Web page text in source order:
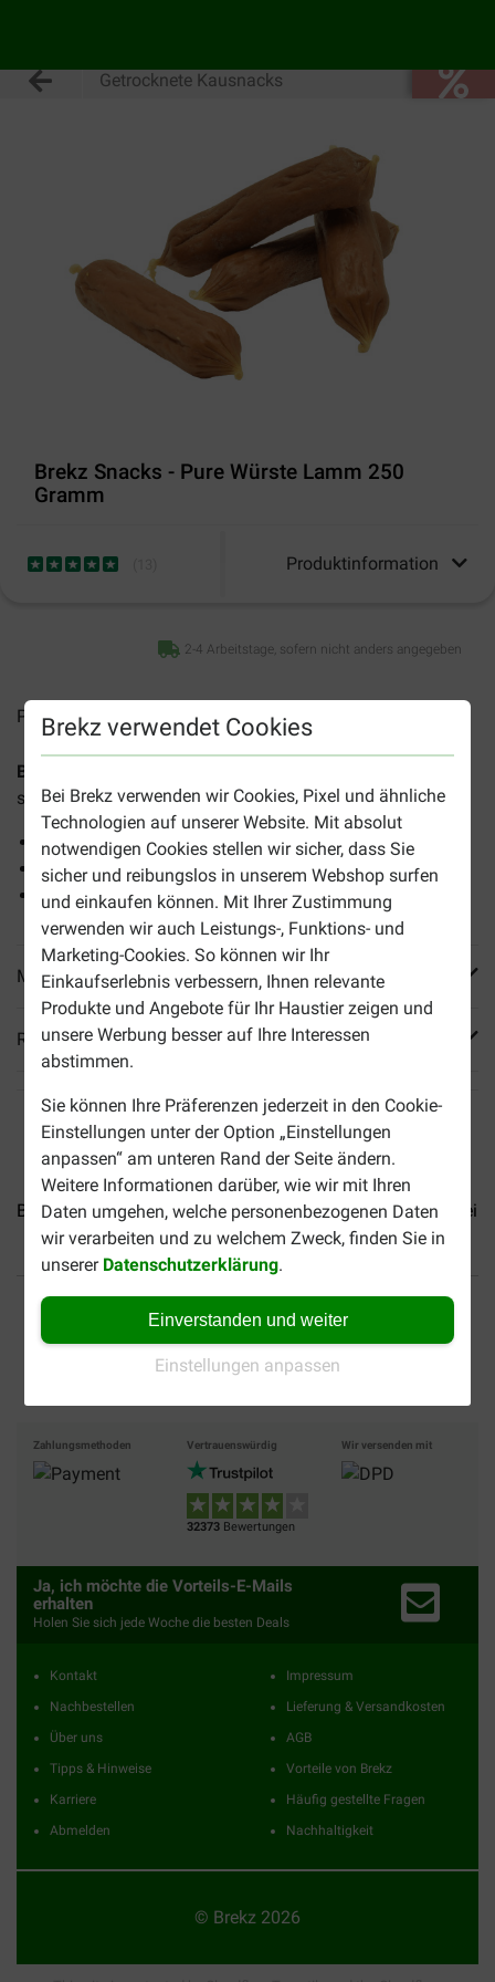
Brekz verwendet Cookies
Bei Brekz verwenden wir Cookies, Pixel und ähnliche
Technologien auf unserer Website. Mit absolut
notwendigen Cookies stellen wir sicher, dass Sie
sicher und reibungslos in unserem Webshop surfen
und einkaufen können. Mit Ihrer Zustimmung
verwenden wir auch Leistungs-, Funktions- und
Marketing-Cookies. So können wir Ihr
Einkaufserlebnis verbessern, Ihnen relevante
Produkte und Angebote für Ihr Haustier zeigen und
unsere Werbung besser auf Ihre Interessen
abstimmen.
Sie können Ihre Präferenzen jederzeit in den Cookie-
Einstellungen unter der Option „Einstellungen
anpassen“ am unteren Rand der Seite ändern.
Weitere Informationen darüber, wie wir mit Ihren
Daten umgehen, welche personenbezogenen Daten
wir verarbeiten und zu welchem Zweck, finden Sie in
unserer Datenschutzerklärung.
Einverstanden und weiter
Einstellungen anpassen
Getrocknete Kausnacks
Brekz Snacks - Pure Würste Lamm 250
Gramm
Produktinformation
2-4 Arbeitstage, sofern nicht anders angegeben
Preise inkl. MwSt zzgl.Versandkosten
Brekz Snacks - Getrocknete Lammwürste 250 Gramm
sind leckere, leicht verdauliche Snacks für alle Hunde.
100 % natürlich
Leicht verdauliche Belohnung
Inhalt: 250 Gramm
Mehr Produktinfos
Reviews
Brekz Snacks - Schweinedarm... Brekz Snacks -
Versandkostenfrei ab 49 €
Zahlungsmethoden Vertrauenswürdig
32373 Bewertungen
Wir versenden mit
Ja, ich möchte die Vorteils-E-Mails
erhalten
Holen Sie sich jede Woche die besten Deals
Kontakt
Nachbestellen
Über uns
Tipps & Hinweise
Karriere
Abmelden
Impressum
Lieferung & Versandkosten
AGB
Vorteile von Brekz
Häufig gestellte Fragen
Nachhaltigkeit
© Brekz 2026